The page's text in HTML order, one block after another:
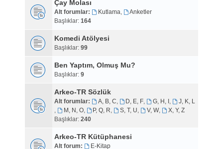
Çay Molası
Alt forumlar: Kutlama,
Anketler
Başlıklar: 164
Komedi Atölyesi
Başlıklar: 99
Ben Yaptım, Olmuş Mu?
Başlıklar: 9
Arkeo-TR Sözlük
Alt forumlar: A, B, C, D, E, F, G, H, I ,
J, K, L
,
M, N, O, P, Q, R, S, T, U, V, W,
X, Y, Z
Başlıklar: 240
Arkeo-TR Kütüphanesi
Alt forum:
E-Kitap